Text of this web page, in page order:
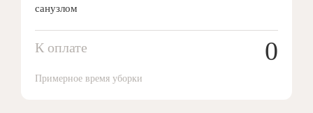
санузлом
К оплате 0
Примерное время уборки